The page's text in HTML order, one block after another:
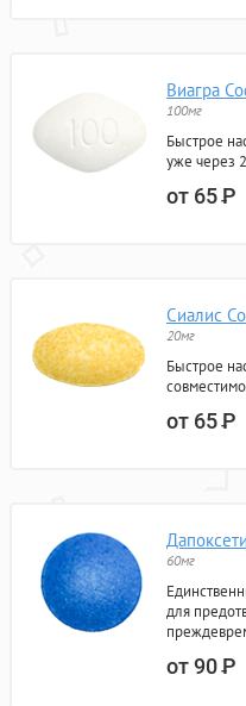
Виагра
100мг
Быстрое
уже через
от 65Р
Сиалис
20мг
Быстрое
от 65Р
60мг
для
от 90Р